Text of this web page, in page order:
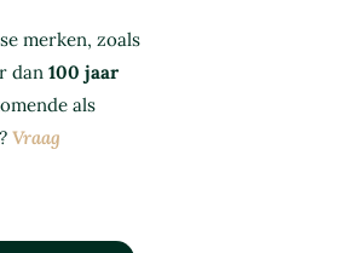
merken, zoals
dan 100 jaar
als
Vraag